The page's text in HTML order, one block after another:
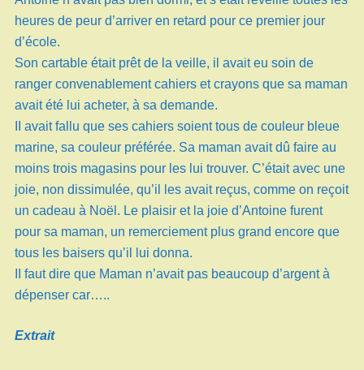
heures de peur d’arriver en retard pour ce premier jour
d’école.
Son cartable était prêt de la veille, il avait eu soin de
ranger convenablement cahiers et crayons que sa maman
avait été lui acheter, à sa demande.
II avait fallu que ses cahiers soient tous de couleur bleue
marine, sa couleur préférée. Sa maman avait dû faire au
moins trois magasins pour les lui trouver. C’était avec une
joie, non dissimulée, qu’il les avait reçus, comme on reçoit
un cadeau à Noël. Le plaisir et la joie d’Antoine furent
pour sa maman, un remerciement plus grand encore que
tous les baisers qu’il lui donna.
II faut dire que Maman n’avait pas beaucoup d’argent à
dépenser car…..
Extrait